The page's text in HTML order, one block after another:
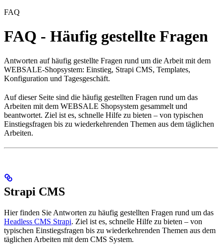
FAQ
FAQ - Häufig gestellte Fragen
Antworten auf häufig gestellte Fragen rund um die Arbeit mit dem
WEBSALE-Shopsystem: Einstieg, Strapi CMS, Templates,
Konfiguration und Tagesgeschäft.
Auf dieser Seite sind die häufig gestellten Fragen rund um das
Arbeiten mit dem WEBSALE Shopsystem gesammelt und
beantwortet. Ziel ist es, schnelle Hilfe zu bieten – von typischen
Einstiegsfragen bis zu wiederkehrenden Themen aus dem täglichen
Arbeiten.
Strapi CMS
Hier finden Sie Antworten zu häufig gestellten Fragen rund um das
Headless CMS Strapi. Ziel ist es, schnelle Hilfe zu bieten – von
typischen Einstiegsfragen bis zu wiederkehrenden Themen aus dem
täglichen Arbeiten mit dem CMS System.